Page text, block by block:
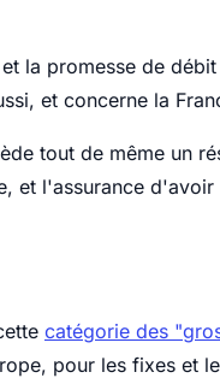
la promesse de
et concerne la
tout de même un
et l'assurance
catégorie des
pour les fixes et